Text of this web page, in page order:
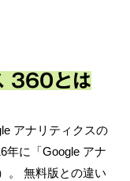
360とは
アナリティクスの
年に「Google アナ
。 無料版との違い